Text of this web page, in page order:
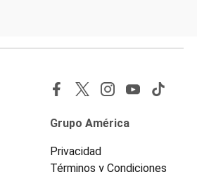
Grupo América
Privacidad
Términos y Condiciones